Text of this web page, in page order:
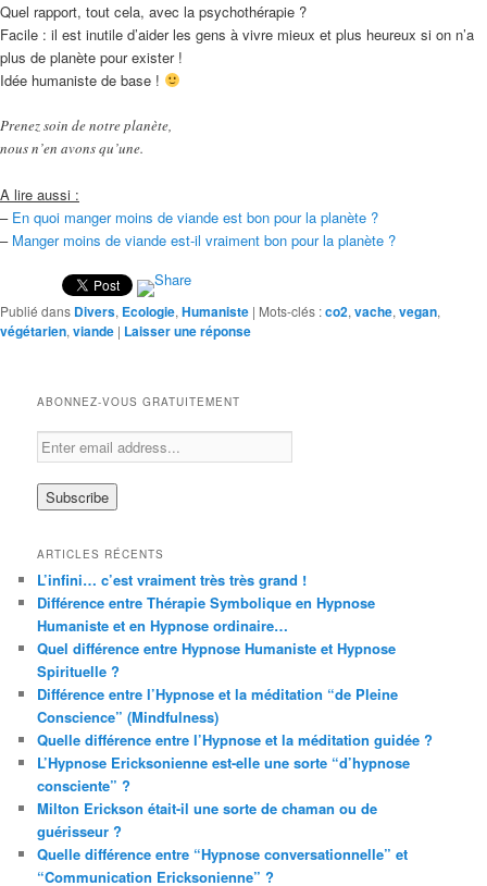
Quel rapport, tout cela, avec la psychothérapie ?
Facile : il est inutile d’aider les gens à vivre mieux et plus heureux si on n’a
plus de planète pour exister !
Idée humaniste de base !
Prenez soin de notre planète,
nous n’en avons qu’une.
A lire aussi :
– En quoi manger moins de viande est bon pour la planète ?
– Manger moins de viande est-il vraiment bon pour la planète ?
Publié dans Divers, Ecologie,Humaniste | Mots-clés :co2,vache,vegan,
végétarien,viande | Laisser une réponse
ABONNEZ-VOUS GRATUITEMENT
ARTICLES RÉCENTS
L’infini… c’est vraiment très très grand !
Différence entre Thérapie Symbolique en Hypnose
Humaniste et en Hypnose ordinaire…
Quel différence entre Hypnose Humaniste et Hypnose
Spirituelle ?
Différence entre l’Hypnose et la méditation “de Pleine
Conscience” (Mindfulness)
Quelle différence entre l’Hypnose et la méditation guidée ?
L’Hypnose Ericksonienne est-elle une sorte “d’hypnose
consciente” ?
Milton Erickson était-il une sorte de chaman ou de
guérisseur ?
Quelle différence entre “Hypnose conversationnelle” et
“Communication Ericksonienne” ?